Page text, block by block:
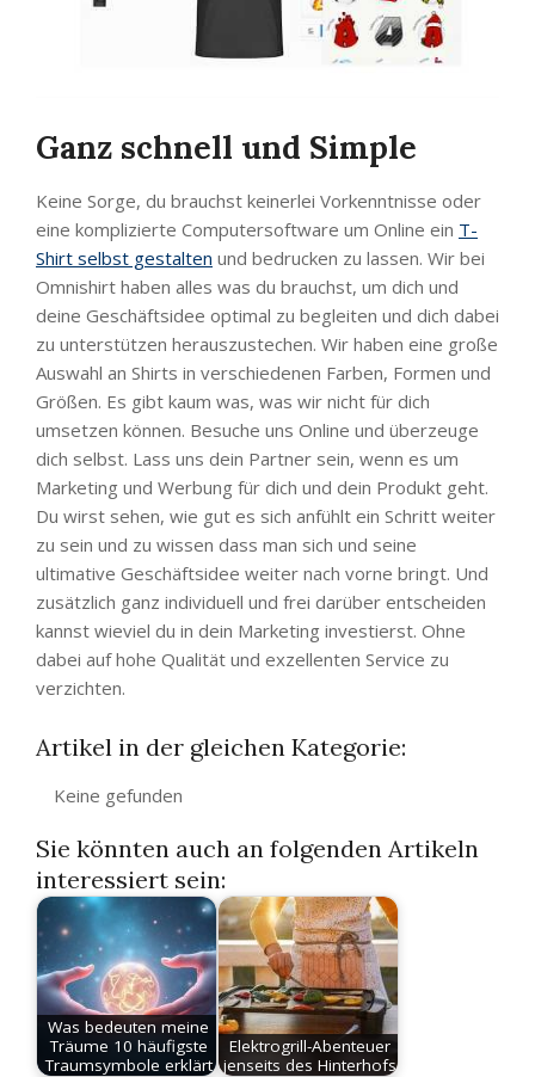
Ganz schnell und Simple
Keine Sorge, du brauchst keinerlei Vorkenntnisse oder
eine komplizierte Computersoftware um Online ein T-
Shirt selbst gestalten und bedrucken zu lassen. Wir bei
Omnishirt haben alles was du brauchst, um dich und
deine Geschäftsidee optimal zu begleiten und dich dabei
zu unterstützen herauszustechen. Wir haben eine große
Auswahl an Shirts in verschiedenen Farben, Formen und
Größen. Es gibt kaum was, was wir nicht für dich
umsetzen können. Besuche uns Online und überzeuge
dich selbst. Lass uns dein Partner sein, wenn es um
Marketing und Werbung für dich und dein Produkt geht.
Du wirst sehen, wie gut es sich anfühlt ein Schritt weiter
zu sein und zu wissen dass man sich und seine
ultimative Geschäftsidee weiter nach vorne bringt. Und
zusätzlich ganz individuell und frei darüber entscheiden
kannst wieviel du in dein Marketing investierst. Ohne
dabei auf hohe Qualität und exzellenten Service zu
verzichten.
Artikel in der gleichen Kategorie:
Keine gefunden
Sie könnten auch an folgenden Artikeln
interessiert sein:
Was bedeuten meine
Träume 10 häufigste
Traumsymbole erklärt
Elektrogrill-Abenteuer
jenseits des Hinterhofs